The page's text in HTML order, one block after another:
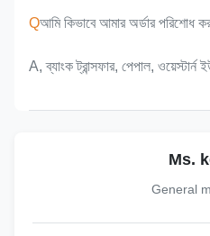
Qআমি কিভাবে আমার অর্ডার পরিশোধ
A, ব্যাংক ট্রান্সফার, পেপাল,
Ms.
General